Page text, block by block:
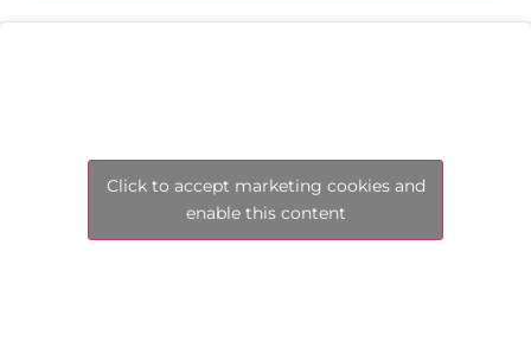
Click to accept marketing cookies and
enable this content